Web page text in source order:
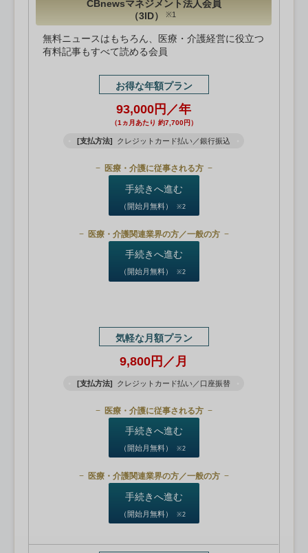
CBnewsマネジメント法人会員
（3ID）
※1
無料ニュースはもちろん、医療・介護経営に役立つ
有料記事もすべて読める会員
お得な年額プラン
93,000円／年
（1ヵ月あたり 約7,700円）
[支払方法] クレジットカード払い／銀行振込
医療・介護に従事される方
手続きへ進む
（開始月無料） ※2
医療・介護関連業界の方／一般の方
手続きへ進む
（開始月無料） ※2
気軽な月額プラン
9,800円／月
[支払方法] クレジットカード払い／口座振替
医療・介護に従事される方
手続きへ進む
（開始月無料） ※2
医療・介護関連業界の方／一般の方
手続きへ進む
（開始月無料） ※2